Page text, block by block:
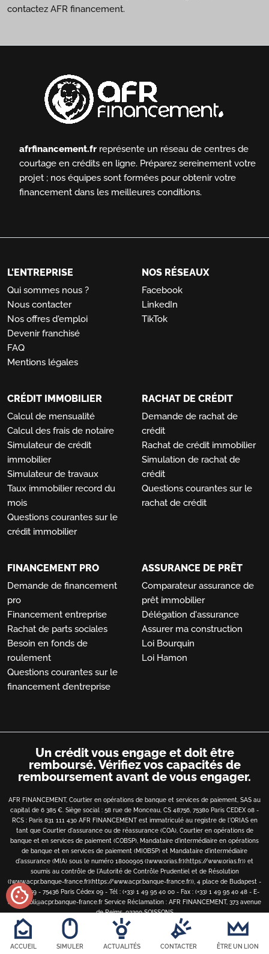
contactez AFR financement.
afrfinancement.fr représente un réseau de centres de
courtage en crédits en ligne. Préparez sereinement votre
projet ; nos équipes sont formées pour obtenir votre
financement dans les meilleures conditions.
L'ENTREPRISE
Qui sommes nous ?
Nous contacter
Nos offres d'emploi
Devenir franchisé
FAQ
Mentions légales
NOS RÉSEAUX
Facebook
LinkedIn
TikTok
CRÉDIT IMMOBILIER
Calcul de mensualité
Calcul des frais de notaire
Simulateur de crédit
immobilier
Simulateur de travaux
Taux immobilier record du
mois
Questions courantes sur le
crédit immobilier
RACHAT DE CRÉDIT
Demande de rachat de
crédit
Rachat de crédit immobilier
Simulation de rachat de
crédit
Questions courantes sur le
rachat de crédit
FINANCEMENT PRO
Demande de financement
pro
Financement entreprise
Rachat de parts sociales
Besoin en fonds de
roulement
Questions courantes sur le
financement d’entreprise
ASSURANCE DE PRÊT
Comparateur assurance de
prêt immobilier
Délégation d'assurance
Assurer ma construction
Loi Bourquin
Loi Hamon
Un crédit vous engage et doit être
remboursé. Vérifiez vos capacités de
remboursement avant de vous engager.
AFR FINANCEMENT, Courtier en opérations de banque et services de paiement, SAS au
capital de 6 385 €. Siège social : 58 rue de Monceau, CS 48756, 75380 Paris CEDEX 08 -
RCS : Paris 831 111 430 AFR FINANCEMENT est immatriculé au registre de l'ORIAS en
tant que Courtier d'assurance ou de réassurance (COA), Courtier en opérations de
banque et en services de paiement (COBSP), Mandataire d'intermédiaire en opérations
de banque et en services de paiement (MIOBSP) et Mandataire d'intermédiaire
d'assurance (MIA) sous le numéro 18000905 ([www.orias.fr](https://www.orias.fr)) et
soumis au contrôle de l'Autorité de Contrôle Prudentiel et de Résolution
([www.acpr.banque-france.fr](https://www.acpr.banque-france.fr)), 4 place de Budapest -
CS 92459 - 75436 Paris Cédex 09 - Tél : (+33) 1 49 95 40 00 - Fax : (+33) 1 49 95 40 48 - E-
mail : bibli@acpr.banque-france.fr Service Réclamation : AFR FINANCEMENT, 373 avenue
de Reims, 02200 SOISSONS
Copyright©2026 • AFR financement • Tous droits réservés
ACCUEIL SIMULER ACTUALITÉS CONTACTER ÊTRE UN LION
cookie